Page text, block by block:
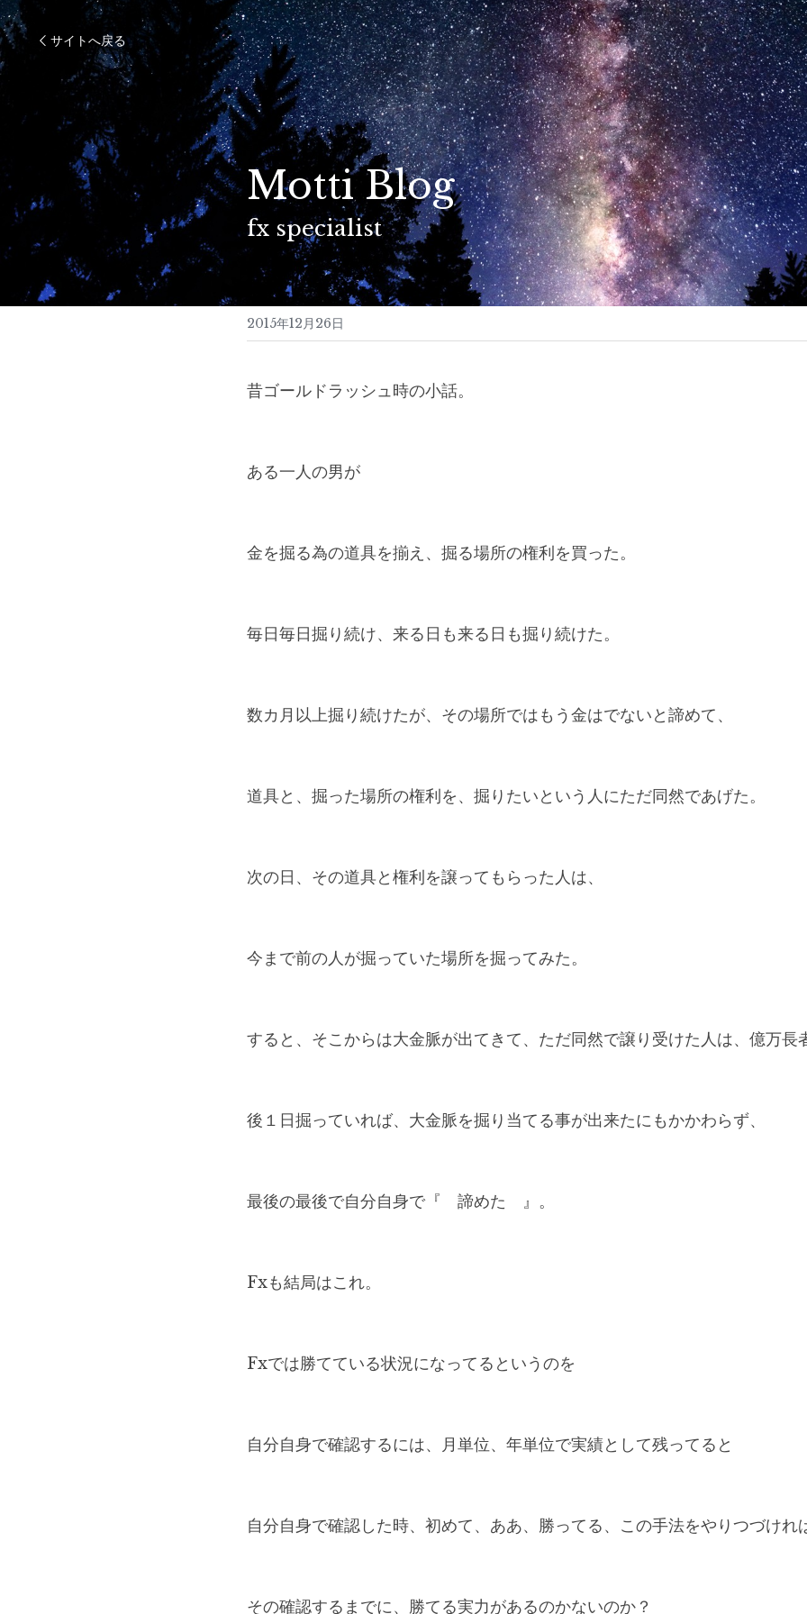
サイトへ戻る
Motti Blog
fx specialist
2015年12月26日
昔ゴールドラッシュ時の小話。
ある一人の男が
金を掘る為の道具を揃え、掘る場所の権利を買った。
毎日毎日掘り続け、来る日も来る日も掘り続けた。
数カ月以上掘り続けたが、その場所ではもう金はでないと諦めて、
道具と、掘った場所の権利を、掘りたいという人にただ同然であげた。
次の日、その道具と権利を譲ってもらった人は、
今まで前の人が掘っていた場所を掘ってみた。
すると、そこからは大金脈が出てきて、ただ同然で譲り受けた人は、億万長
後１日掘っていれば、大金脈を掘り当てる事が出来たにもかかわらず、
最後の最後で自分自身で『　諦めた　』。
Fxも結局はこれ。
Fxでは勝てている状況になってるというのを
自分自身で確認するには、月単位、年単位で実績として残ってると
自分自身で確認した時、初めて、ああ、勝ってる、この手法をやりつづけれ
その確認するまでに、勝てる実力があるのかないのか？